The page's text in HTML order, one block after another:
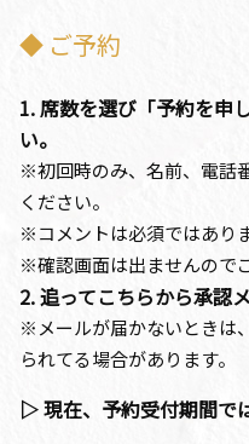
◆ ご予約
1. 席数を選び「予約を申
い。
※初回時のみ、名前、電話
ください。
※コメントは必須ではあり
※確認画面は出ませんので
2. 追ってこちらから承認
※メールが届かないときは
られてる場合があります。
▷ 現在、予約受付期間で